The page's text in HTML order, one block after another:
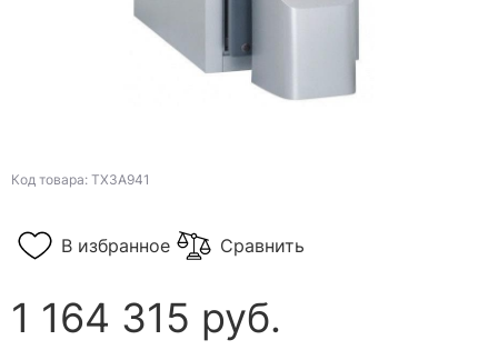
Код товара: TX3A941
В избранное Сравнить
1 164 315 руб.